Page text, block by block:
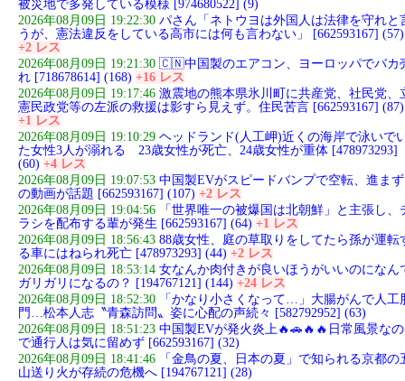
被災地で多発している模様 [974680522] (9)
2026年08月09日 19:22:30 パさん「ネトウヨは外国人は法律を守れと
うが、憲法違反をしている高市には何も言わない」 [662593167] (57)
+2 レス
2026年08月09日 19:21:30 🇨🇳中国製のエアコン、ヨーロッパでバカ
れ [718678614] (168) +16 レス
2026年08月09日 19:17:46 激震地の熊本県氷川町に共産党、社民党、
憲民政党等の左派の救援は影すら見えず。住民苦言 [662593167] (87)
+1 レス
2026年08月09日 19:10:29 ヘッドランド(人工岬)近くの海岸で泳いで
た女性3人が溺れる 23歳女性が死亡、24歳女性が重体 [478973293]
(60) +4 レス
2026年08月09日 19:07:53 中国製EVがスピードバンプで空転、進まず
の動画が話題 [662593167] (107) +2 レス
2026年08月09日 19:04:56
「世界唯一の被爆国は北朝鮮」と主張し、
ラシを配布する輩が発生 [662593167] (64) +1 レス
2026年08月09日 18:56:43 88歳女性、庭の草取りをしてたら孫が運転
る車にはねられ死亡 [478973293] (44) +2 レス
2026年08月09日 18:53:14 女なんか肉付きが良いほうがいいのになん
ガリガリになるの？ [194767121] (144) +24 レス
2026年08月09日 18:52:30
「かなり小さくなって…」大腸がんで人工
門…松本人志〝青森訪問〟姿に心配の声続々 [582792952] (63)
2026年08月09日 18:51:23 中国製EVが発火炎上🔥🚗🔥🔥日常風景なの
で通行人は気に留めず [662593167] (32)
2026年08月09日 18:41:46
「金鳥の夏、日本の夏」で知られる京都の
山送り火が存続の危機へ [194767121] (28)